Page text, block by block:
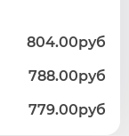
804.00руб
788.00руб
779.00руб